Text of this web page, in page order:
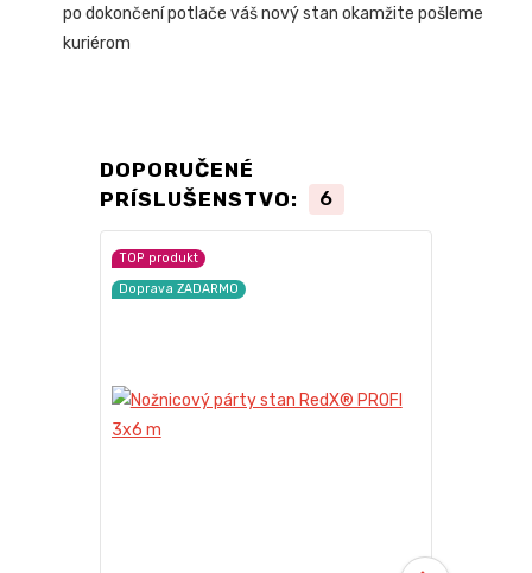
po dokončení potlače váš nový stan okamžite pošleme
kuriérom
DOPORUČENÉ
PRÍSLUŠENSTVO:
6
TOP produkt
Doprava ZADARMO